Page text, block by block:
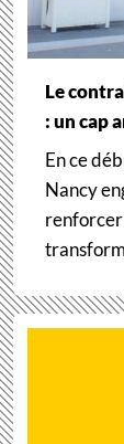
Le
: un cap
En ce
Nancy
renforcer